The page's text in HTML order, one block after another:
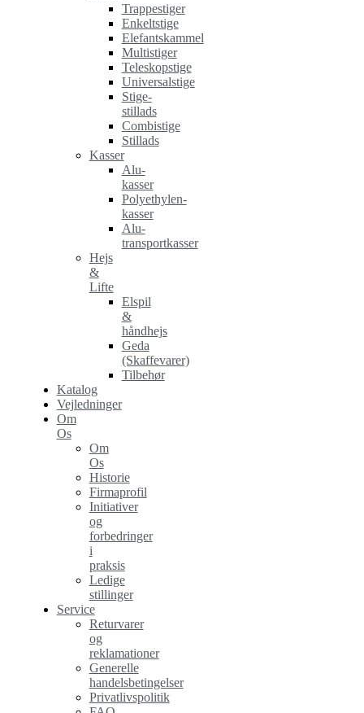
Trappestiger
Enkeltstige
Elefantskammel
Multistiger
Teleskopstige
Universalstige
Stige-
stillads
Combistige
Stillads
Kasser
Alu-
kasser
Polyethylen-
kasser
Alu-
transportkasser
Hejs
&
Lifte
Elspil
&
håndhejs
Geda
(Skaffevarer)
Tilbehør
Katalog
Vejledninger
Om
Os
Om
Os
Historie
Firmaprofil
Initiativer
og
forbedringer
i
praksis
Ledige
stillinger
Service
Returvarer
og
reklamationer
Generelle
handelsbetingelser
Privatlivspolitik